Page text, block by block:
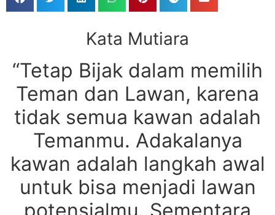
Kata Mutiara
“Tetap Bijak dalam memilih
Teman dan Lawan, karena
tidak semua kawan adalah
Temanmu. Adakalanya
kawan adalah langkah awal
untuk bisa menjadi lawan